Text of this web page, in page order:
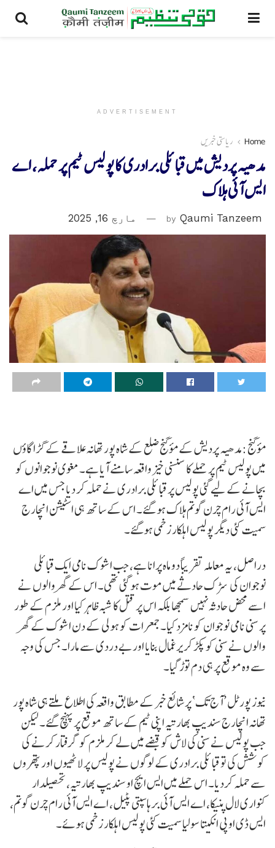
ADVERTISEMENT
Home ریاستی خبریں
مدھیہ پردیش میں قبائلی برادری کا پولیس ٹیم پر حملہ، اے
ایس آئی ہلاک
by Qaumi Tanzeem مارچ 16, 2025
مؤگنج :مدھیہ پردیش کے مؤگنج ضلع کے شاہ پور تھانہ علاقے کے گڑا گاؤں
میں پولیس ٹیم پر حملے کا سنسنی خیز واقعہ سامنے آیا ہے۔ مغوی نوجوانوں کو
بچانے کے لیے گئی پولیس پر قبائلی برادری نے حملہ کر دیا جس میں اے
ایس آئی رام چرن گوتم ہلاک ہو گئے۔ اس کے ساتھ ہی اسٹیشن انچارج
سمیت کئی دیگر پولیس اہلکار زخمی ہوگئے۔
دراصل، یہ معاملہ تقریباً دو ماہ پرانا ہے، جب اشوک نامی ایک قبائلی
نوجوان کی سڑک حادثے میں موت ہو گئی تھی۔ اس کے گھر والوں نے
اسے محض حادثہ نہیں سمجھا بلکہ اس پر قتل کا شبہ ظاہر کیا اور ملزم کے طور
پر سنی نامی نوجوان کو نامزد کیا۔ جمعرات کو ہولی کے دن اشوک کے گھر
والوں نے سنی کو پکڑ کر یرغمال بنایا اور بے دردی سے مارا۔ جس کی وجہ
سے وہ موقع پر ہی دم توڑ گیا۔
نیوز پورٹل ’آج تک‘ پر شائع خبر کے مطابق واقعہ کی اطلاع ملتے ہی شاہ پور
تھانہ انچارج سندیپ بھارتیہ اپنی ٹیم کے ساتھ موقع پر پہنچ گئے۔ لیکن
جب پولیس نے سنی کی لاش کو قبضے میں لے کر ملزم کو گرفتار کرنے کی
کوشش کی تو قبائلی برادری کے لوگوں نے پولیس پر لاٹھیوں اور پتھروں
سے حملہ کردیا۔ اس حملے میں ایس ایچ او سندیپ بھارتیہ، تحصیلدار
کنواری لال پنیکا، اے ایس آئی برہاسپتی پٹیل، اے ایس آئی رام چرن گوتم،
ایس ڈی او پی انکیتا سولیا سمیت کئی پولیس اہلکار زخمی ہوئے۔